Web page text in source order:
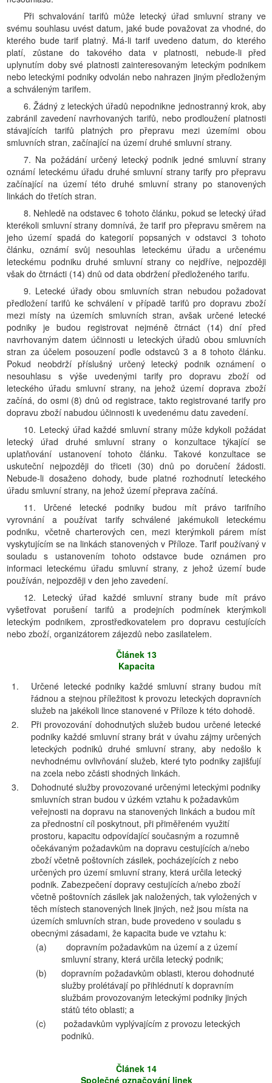
Při schvalování tarifů může letecký úřad smluvní strany ve
svému souhlasu uvést datum, jaké bude považovat za vhodné, do
kterého bude tarif platný. Má-li tarif uvedeno datum, do kterého
platí, zůstane do takového data v platnosti, nebude-li před
uplynutím doby své platnosti zainteresovaným leteckým podnikem
nebo leteckými podniky odvolán nebo nahrazen jiným předloženým
a schváleným tarifem.
6. Žádný z leteckých úřadů nepodnikne jednostranný krok, aby
zabránil zavedení navrhovaných tarifů, nebo prodloužení platnosti
stávajících tarifů platných pro přepravu mezi územími obou
smluvních stran, začínající na území druhé smluvní strany.
7. Na požádání určený letecký podnik jedné smluvní strany
oznámí leteckému úřadu druhé smluvní strany tarify pro přepravu
začínající na území této druhé smluvní strany po stanovených
linkách do třetích stran.
8. Nehledě na odstavec 6 tohoto článku, pokud se letecký úřad
kterékoli smluvní strany domnívá, že tarif pro přepravu směrem na
jeho území spadá do kategorií popsaných v odstavci 3 tohoto
článku, oznámí svůj nesouhlas leteckému úřadu a určenému
leteckému podniku druhé smluvní strany co nejdříve, nejpozději
však do čtrnácti (14) dnů od data obdržení předloženého tarifu.
9. Letecké úřady obou smluvních stran nebudou požadovat
předložení tarifů ke schválení v případě tarifů pro dopravu zboží
mezi místy na územích smluvních stran, avšak určené letecké
podniky je budou registrovat nejméně čtrnáct (14) dní před
navrhovaným datem účinnosti u leteckých úřadů obou smluvních
stran za účelem posouzení podle odstavců 3 a 8 tohoto článku.
Pokud neobdrží příslušný určený letecký podnik oznámení o
nesouhlasu s výše uvedenými tarify pro dopravu zboží od
leteckého úřadu smluvní strany, na jehož území doprava zboží
začíná, do osmi (8) dnů od registrace, takto registrované tarify pro
dopravu zboží nabudou účinnosti k uvedenému datu zavedení.
10. Letecký úřad každé smluvní strany může kdykoli požádat
letecký úřad druhé smluvní strany o konzultace týkající se
uplatňování ustanovení tohoto článku. Takové konzultace se
uskuteční nejpozději do třiceti (30) dnů po doručení žádosti.
Nebude-li dosaženo dohody, bude platné rozhodnutí leteckého
úřadu smluvní strany, na jehož území přeprava začíná.
11. Určené letecké podniky budou mít právo tarifního
vyrovnání a používat tarify schválené jakémukoli leteckému
podniku, včetně charterových cen, mezi kterýmkoli párem míst
vyskytujícím se na linkách stanovených v Příloze. Tarif používaný v
souladu s ustanovením tohoto odstavce bude oznámen pro
informaci leteckému úřadu smluvní strany, z jehož území bude
používán, nejpozději v den jeho zavedení.
12. Letecký úřad každé smluvní strany bude mít právo
vyšetřovat porušení tarifů a prodejních podmínek kterýmkoli
leteckým podnikem, zprostředkovatelem pro dopravu cestujících
nebo zboží, organizátorem zájezdů nebo zasilatelem.
Článek 13
Kapacita
1.
Určené letecké podniky každé smluvní strany budou mít
řádnou a stejnou příležitost k provozu leteckých dopravních
služeb na jakékoli lince stanovené v Příloze k této dohodě.
2.
Při provozování dohodnutých služeb budou určené letecké
podniky každé smluvní strany brát v úvahu zájmy určených
leteckých podniků druhé smluvní strany, aby nedošlo k
nevhodnému ovlivňování služeb, které tyto podniky zajišťují
na zcela nebo zčásti shodných linkách.
3.
Dohodnuté služby provozované určenými leteckými podniky
smluvních stran budou v úzkém vztahu k požadavkům
veřejnosti na dopravu na stanovených linkách a budou mít
za přednostní cíl poskytnout, při přiměřeném využití
prostoru, kapacitu odpovídající současným a rozumně
očekávaným požadavkům na dopravu cestujících a/nebo
zboží včetně poštovních zásilek, pocházejících z nebo
určených pro území smluvní strany, která určila letecký
podnik. Zabezpečení dopravy cestujících a/nebo zboží
včetně poštovních zásilek jak naložených, tak vyložených v
těch místech stanovených linek jiných, než jsou místa na
územích smluvních stran, bude provedeno v souladu s
obecnými zásadami, že kapacita bude ve vztahu k:
(a)
dopravním požadavkům na území a z území
smluvní strany, která určila letecký podnik;
(b)
dopravním požadavkům oblasti, kterou dohodnuté
služby prolétávají po přihlédnutí k dopravním
službám provozovaným leteckými podniky jiných
států této oblasti; a
(c)
požadavkům vyplývajícím z provozu leteckých
podniků.
Článek 14
Společné označování linek